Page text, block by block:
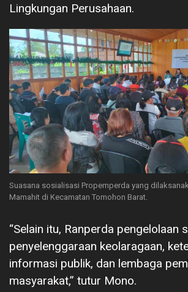
Lingkungan Perusahaan.
Suasana sosialisasi Propemperda yang
Mamahit di Kecamatan Tomohon Barat.
“Selain itu, Ranperda pengelolaan
penyelenggaraan keolaragaan,
informasi publik, dan lembaga
masyarakat,” tutur Mono.